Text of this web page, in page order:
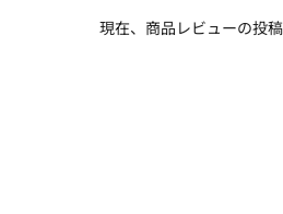
現在、商品レビューの投稿